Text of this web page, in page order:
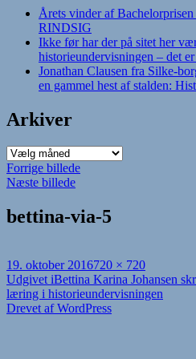
Årets vinder af
RINDSIG
Ikke før har der på sitet her
historieundervisningen – det
Jonathan Clausen fra Silke-
en gammel hest af stalden:
Arkiver
Arkiver
Forrige billede
Næste billede
bettina-via-5
Udgivet
i
19. oktober 2016Fuld
størrelse
720 × 720
Indlægsnavigation
Udgivet iBettina Karina Johansen
læring i historieundervisningen
Drevet af WordPress